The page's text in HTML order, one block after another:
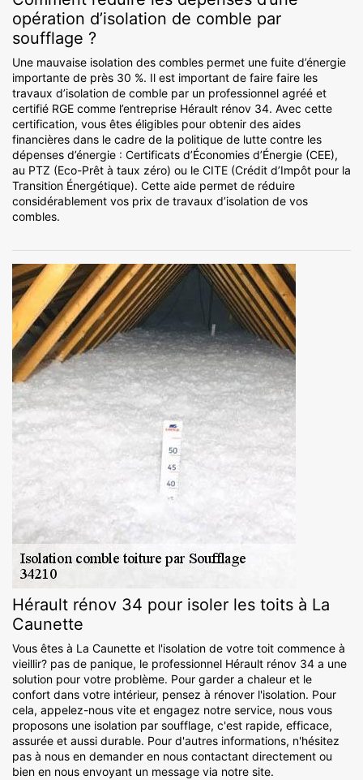
opération d’isolation de comble par
soufflage ?
Une mauvaise isolation des combles permet une fuite d’énergie
importante de près 30 %. Il est important de faire faire les
travaux d’isolation de comble par un professionnel agréé et
certifié RGE comme l’entreprise Hérault rénov 34. Avec cette
certification, vous êtes éligibles pour obtenir des aides
financières dans le cadre de la politique de lutte contre les
dépenses d’énergie : Certificats d’Économies d’Énergie (CEE),
au PTZ (Eco-Prêt à taux zéro) ou le CITE (Crédit d’Impôt pour la
Transition Énergétique). Cette aide permet de réduire
considérablement vos prix de travaux d’isolation de vos
combles.
Hérault rénov 34 pour isoler les toits à La
Caunette
Vous êtes à La Caunette et l'isolation de votre toit commence à
vieillir? pas de panique, le professionnel Hérault rénov 34 a une
solution pour votre problème. Pour garder a chaleur et le
confort dans votre intérieur, pensez à rénover l'isolation. Pour
cela, appelez-nous vite et engagez notre service, nous vous
proposons une isolation par soufflage, c'est rapide, efficace,
assurée et aussi durable. Pour d'autres informations, n'hésitez
pas à nous en demander en nous contactant directement ou
bien en nous envoyant un message via notre site.